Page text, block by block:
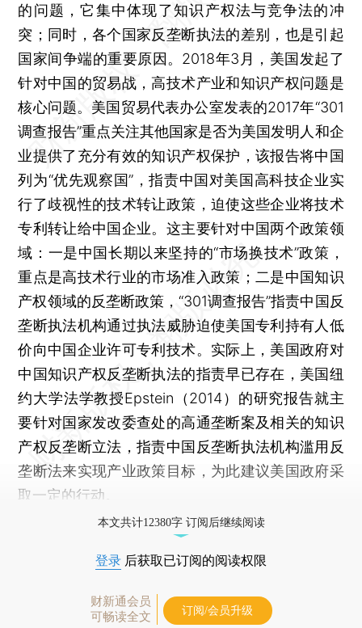
的问题，它集中体现了知识产权法与竞争法的冲
突；同时，各个国家反垄断执法的差别，也是引起
国家间争端的重要原因。2018年3月，美国发起了
针对中国的贸易战，高技术产业和知识产权问题是
核心问题。美国贸易代表办公室发表的2017年“301
调查报告”重点关注其他国家是否为美国发明人和企
业提供了充分有效的知识产权保护，该报告将中国
列为“优先观察国”，指责中国对美国高科技企业实
行了歧视性的技术转让政策，迫使这些企业将技术
专利转让给中国企业。这主要针对中国两个政策领
域：一是中国长期以来坚持的“市场换技术”政策，
重点是高技术行业的市场准入政策；二是中国知识
产权领域的反垄断政策，“301调查报告”指责中国反
垄断执法机构通过执法威胁迫使美国专利持有人低
价向中国企业许可专利技术。实际上，美国政府对
中国知识产权反垄断执法的指责早已存在，美国纽
约大学法学教授Epstein（2014）的研究报告就主
要针对国家发改委查处的高通垄断案及相关的知识
产权反垄断立法，指责中国反垄断执法机构滥用反
垄断法来实现产业政策目标，为此建议美国政府采
取一定的行动。
本文共计12380字 订阅后继续阅读
登录 后获取已订阅的阅读权限
财新通会员
可畅读全文
订阅/会员升级